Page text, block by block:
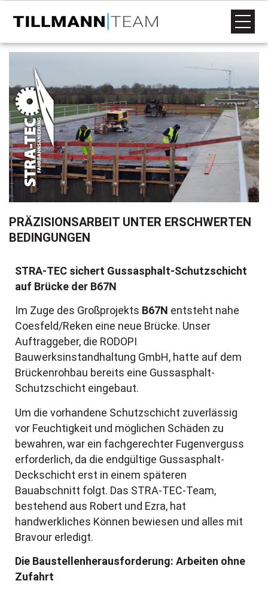
PRÄZISIONSARBEIT UNTER ERSCHWERTEN
BEDINGUNGEN
STRA-TEC sichert Gussasphalt-Schutzschicht
auf Brücke der B67N
Im Zuge des Großprojekts B67N entsteht nahe
Coesfeld/Reken eine neue Brücke. Unser
Auftraggeber, die RODOPI
Bauwerksinstandhaltung GmbH, hatte auf dem
Brückenrohbau bereits eine Gussasphalt-
Schutzschicht eingebaut.
Um die vorhandene Schutzschicht zuverlässig
vor Feuchtigkeit und möglichen Schäden zu
bewahren, war ein fachgerechter Fugenverguss
erforderlich, da die endgültige Gussasphalt-
Deckschicht erst in einem späteren
Bauabschnitt folgt. Das STRA-TEC-Team,
bestehend aus Robert und Ezra, hat
handwerkliches Können bewiesen und alles mit
Bravour erledigt.
Die Baustellenherausforderung: Arbeiten ohne
Zufahrt